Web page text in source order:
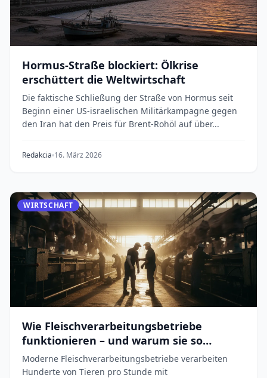
Hormus-Straße blockiert: Ölkrise
erschüttert die Weltwirtschaft
Die faktische Schließung der Straße von Hormus seit
Beginn einer US-israelischen Militärkampagne gegen
den Iran hat den Preis für Brent-Rohöl auf über...
Redakcia 16. März 2026
WIRTSCHAFT
Wie Fleischverarbeitungsbetriebe
funktionieren – und warum sie so
gefährlich sind
Moderne Fleischverarbeitungsbetriebe verarbeiten
Hunderte von Tieren pro Stunde mit